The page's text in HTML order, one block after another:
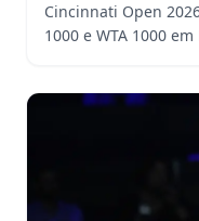
Cincinnati Open
1000 e WTA 1000